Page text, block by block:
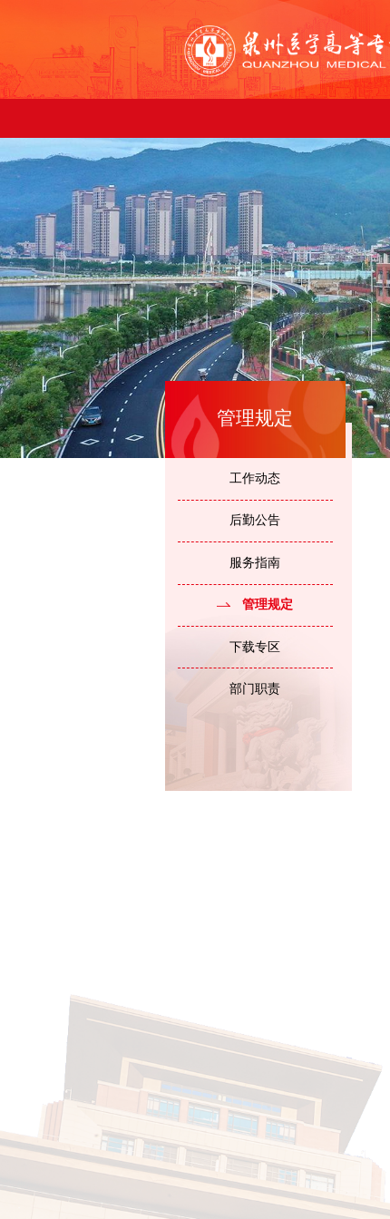
管理规定
工作动态
后勤公告
服务指南
管理规定
下载专区
部门职责